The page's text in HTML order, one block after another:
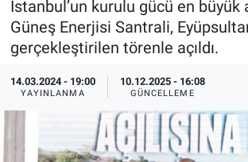
İstanbul’un kurulu gücü en büyük
Güneş Enerjisi Santrali,
gerçekleştirilen törenle açıldı.
14.03.2024 - 19:00
YAYINLANMA
10.12.2025 - 16:08
GÜNCELLEME
HaberOrtak
EndüstriST
Enerjisini Üreten Fabrikalar
Endüstri 4.0 Uygulamaları